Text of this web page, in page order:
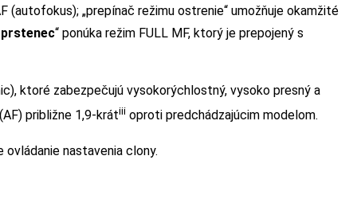
„prepínač režimu ostrenie“ umožňuje okamžité
prstenec“ ponúka režim FULL MF, ktorý je prepojený s
ktoré zabezpečujú vysokorýchlostný, vysoko presný a
približne 1,9-krátiii oproti predchádzajúcim modelom.
nastavenia clony.